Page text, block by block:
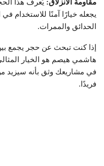
مقاومة الانزلاق: يُعرف هذا
يجعله خيارًا آمنًا للاستخدام
الحدائق والممرات.
إذا كنت تبحث عن حجر يجمع
هاشمي هيصم هو الخيار
في مشاريعك وثق بأنه سيزيد
فريدًا.